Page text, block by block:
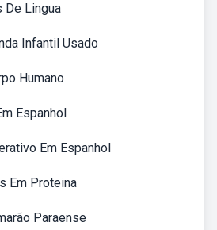
De Lingua
Infantil Usado
Humano
Espanhol
Em Espanhol
Em Proteina
Paraense